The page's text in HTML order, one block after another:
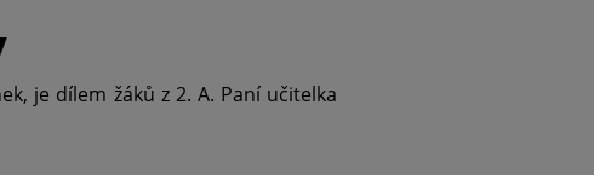
je dílem žáků z 2. A. Paní učitelka